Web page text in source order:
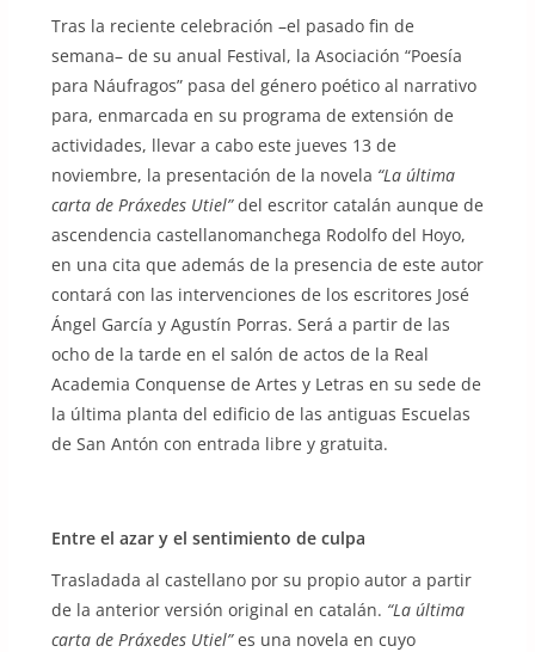
Tras la reciente celebración –el pasado fin de
semana– de su anual Festival, la Asociación “Poesía
para Náufragos” pasa del género poético al narrativo
para, enmarcada en su programa de extensión de
actividades, llevar a cabo este jueves 13 de
noviembre, la presentación de la novela “La última
carta de Práxedes Utiel”del escritor catalán aunque de
ascendencia castellanomanchega Rodolfo del Hoyo,
en una cita que además de la presencia de este autor
contará con las intervenciones de los escritores José
Ángel García y Agustín Porras. Será a partir de las
ocho de la tarde en el salón de actos de la Real
Academia Conquense de Artes y Letras en su sede de
la última planta del edificio de las antiguas Escuelas
de San Antón con entrada libre y gratuita.
Entre el azar y el sentimiento de culpa
Trasladada al castellano por su propio autor a partir
de la anterior versión original en catalán. “La última
carta de Práxedes Utiel”es una novela en cuyo